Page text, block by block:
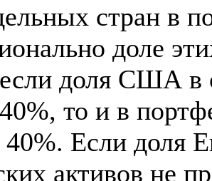
стран в
доле
если доля США
то и в
Если доля
активов не